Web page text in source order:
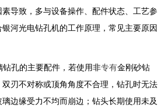
导致，多与设备操作、配件状态、工艺参
河光电钻孔机的工作原理，常见主要原因
钻孔的主要配件，若使用非专有金刚砂钻
刃不对称或顶角角度不合理，钻孔时无法
边缘受力不均而崩边；钻头长期使用未及